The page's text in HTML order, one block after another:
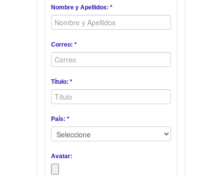
Nombre y Apellidos: *
Correo: *
Título: *
País: *
Avatar: